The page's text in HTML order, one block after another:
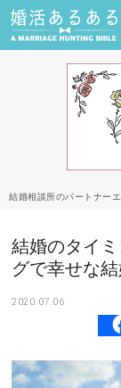
婚活と結婚
合コン・街コン
マッチングアプリ
結婚相談所のパートナー
結婚のタイ
グで幸せな
2020.07.06